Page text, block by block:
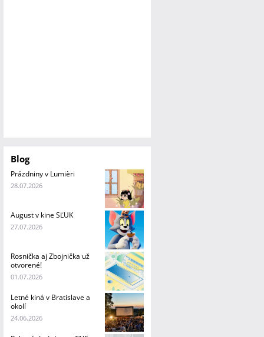
Blog
Prázdniny v Lumièri
28.07.2026
August v kine SĽUK
27.07.2026
Rosnička aj Zbojnička už
otvorené!
01.07.2026
Letné kiná v Bratislave a
okolí
24.06.2026